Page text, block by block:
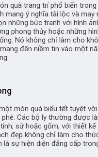
quà trang trí phổ biến
mang ý nghĩa tài lộc và may
những bức tranh với hình
phong thủy hoặc những
Nó không chỉ làm cho
đến niềm tin vào một
món quà biếu tết tuyệt
Các bộ ly thường được
sứ hoặc gốm, với thiết
đẹp không chỉ làm cho
sự hiện diện đẳng cấp